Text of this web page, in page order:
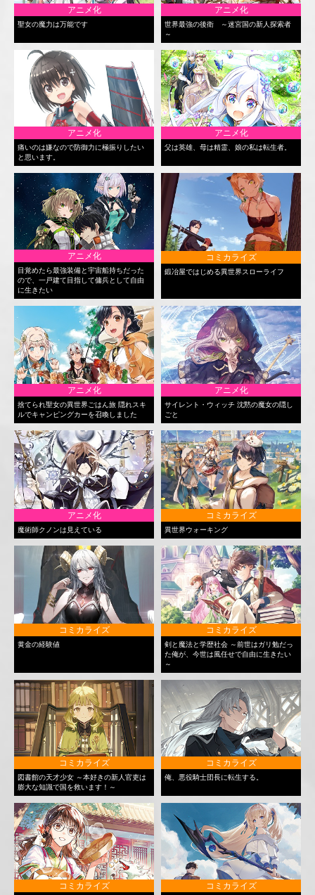
アニメ化
聖女の魔力は万能です
アニメ化
世界最強の後衛 ～迷宮国の新人探索者
～
アニメ化
痛いのは嫌なので防御力に極振りしたい
と思います。
アニメ化
父は英雄、母は精霊、娘の私は転生者。
アニメ化
目覚めたら最強装備と宇宙船持ちだった
ので、一戸建て目指して傭兵として自由
に生きたい
コミカライズ
鍛冶屋ではじめる異世界スローライフ
アニメ化
捨てられ聖女の異世界ごはん旅 隠れスキ
ルでキャンピングカーを召喚しました
アニメ化
サイレント・ウィッチ 沈黙の魔女の隠し
ごと
アニメ化
魔術師クノンは見えている
コミカライズ
異世界ウォーキング
コミカライズ
黄金の経験値
コミカライズ
剣と魔法と学歴社会 ～前世はガリ勉だっ
た俺が、今世は風任せで自由に生きたい
～
コミカライズ
図書館の天才少女 ～本好きの新人官吏は
膨大な知識で国を救います！～
コミカライズ
俺、悪役騎士団長に転生する。
コミカライズ コミカライズ